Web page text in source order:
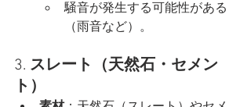
騒音が発生する可能性がある
（雨音など）。
3. スレート（天然石・セメン
ト）